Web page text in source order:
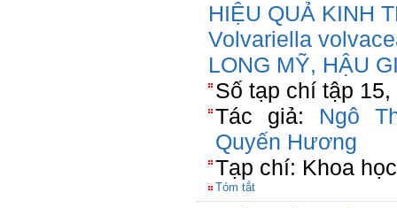
HIỆU QUẢ KINH
Volvariella
LONG MỸ, HẬU
Số tạp chí tập
Tác giả: Ngô
Quyến Hương
Tạp chí: Khoa
Tóm tắt